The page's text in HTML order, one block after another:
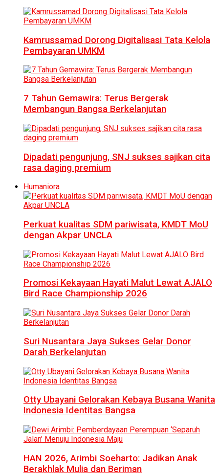
Kamrussamad Dorong Digitalisasi Tata Kelola
Pembayaran UMKM
7 Tahun Gemawira: Terus Bergerak
Membangun Bangsa Berkelanjutan
Dipadati pengunjung, SNJ sukses sajikan cita
rasa daging premium
Humaniora
Perkuat kualitas SDM pariwisata, KMDT MoU
dengan Akpar UNCLA
Promosi Kekayaan Hayati Malut Lewat AJALO
Bird Race Championship 2026
Suri Nusantara Jaya Sukses Gelar Donor
Darah Berkelanjutan
Otty Ubayani Gelorakan Kebaya Busana Wanita
Indonesia Identitas Bangsa
HAN 2026, Arimbi Soeharto: Jadikan Anak
Berakhlak Mulia dan Beriman